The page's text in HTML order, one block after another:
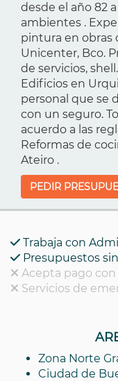
desde el año 82
ambientes .
pintura en obras
Unicenter, Bco.
de servicios,
Edificios en
personal que se
con un seguro.
acuerdo a las
Reformas de
Ateiro .
PEDIR
Trabaja con
Presupuestos
Acepta pago
Servicios de
Zona Norte
Ciudad de